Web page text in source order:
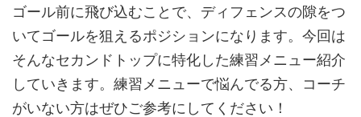
ゴール前に飛び込むことで、ディフェンスの隙をつ
いてゴールを狙えるポジションになります。今回は
そんなセカンドトップに特化した練習メニュー紹介
していきます。練習メニューで悩んでる方、コーチ
がいない方はぜひご参考にしてください！